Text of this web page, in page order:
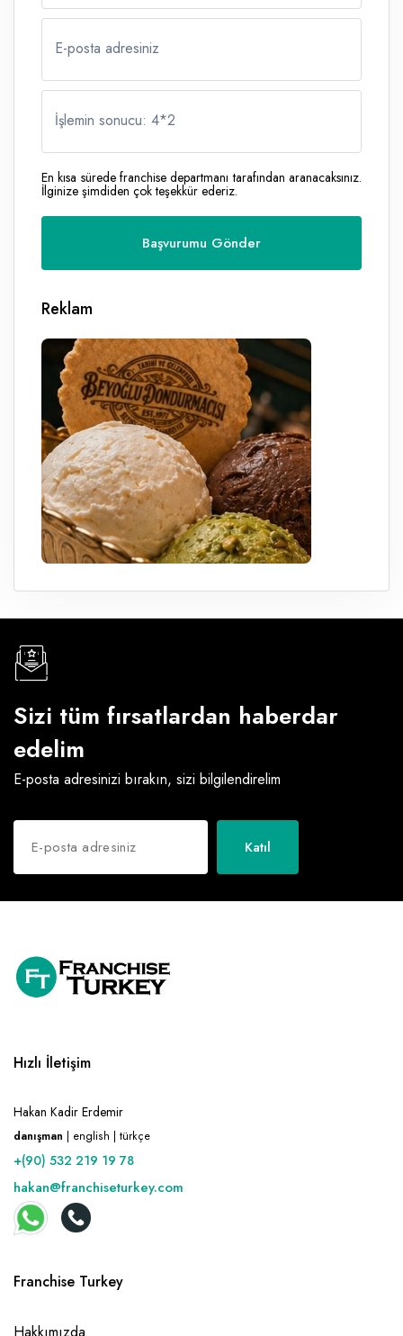
E-posta adresiniz
İşlemin sonucu: 4*2
En kısa sürede franchise departmanı tarafından aranacaksınız.
İlginize şimdiden çok teşekkür ederiz.
Reklam
Sizi tüm fırsatlardan haberdar
edelim
E-posta adresinizi bırakın, sizi bilgilendirelim
Katıl
Hızlı İletişim
Hakan Kadir Erdemir
danışman | english | türkçe
+(90) 532 219 19 78
hakan@franchiseturkey.com
Franchise Turkey
Hakkımızda